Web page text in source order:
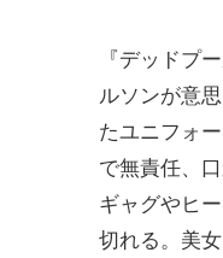
『デッドプ
ルソンが意
たユニフォ
で無責任、
ギャグやヒ
切れる。美